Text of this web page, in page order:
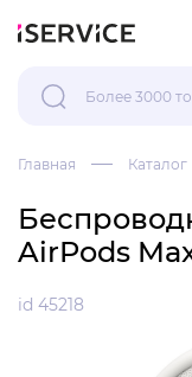
Главная Каталог
AirPods
id 45218